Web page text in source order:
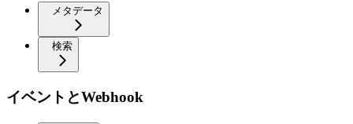
メタデータ
検索
イベントとWebhook